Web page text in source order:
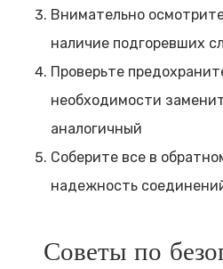
Внимательно
наличие подгоревших
Проверьте
необходимости
аналогичный
Соберите все в
надежность
Советы по